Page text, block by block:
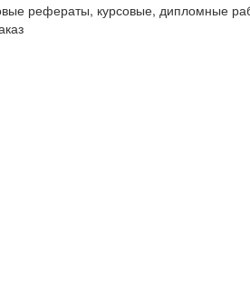
рефераты, курсовые, дипломные